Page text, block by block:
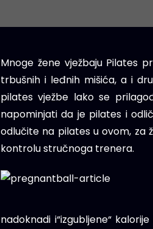
Mnoge žene vježbaju Pilates
trbušnih i leđnih mišića, a i
pilates vježbe lako se
napominjati da je pilates i
odlučite na pilates u ovom, za
kontrolu stručnoga trenera.
nadoknadi i“izgubljene“